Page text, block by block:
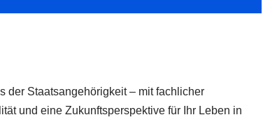
der Staatsangehörigkeit – mit fachlicher
und eine Zukunftsperspektive für Ihr Leben in